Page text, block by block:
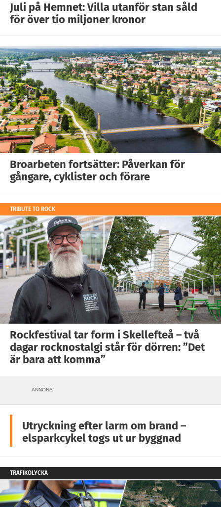
Juli på Hemnet: Villa utanför stan såld
för över tio miljoner kronor
Broarbeten fortsätter: Påverkan för
gångare, cyklister och förare
TRIBUTE TO ROCK
Rockfestival tar form i Skellefteå – två
dagar rocknostalgi står för dörren: ”Det
är bara att komma”
ANNONS
Utryckning efter larm om brand –
elsparkcykel togs ut ur byggnad
TRAFIKOLYCKA